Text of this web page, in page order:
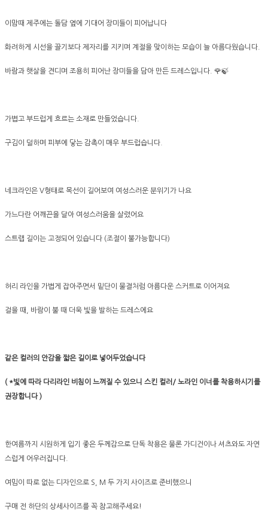
이맘때 제주에는 돌담 옆에 기대어 장미들이 피어납니다
화려하게 시선을 끌기보다 제자리를 지키며 계절을 맞이하는 모습이 늘 아름다웠습니다.
바람과 햇살을 견디며 조용히 피어난 장미들을 담아 만든 드레스입니다. 🌹🍃
가볍고 부드럽게 흐르는 소재로 만들었습니다.
구김이 덜하며 피부에 닿는 감촉이 매우 부드럽습니다.
네크라인은 V형태로 목선이 길어보여 여성스러운 분위기가 나요
가느다란 어깨끈을 달아 여성스러움을 살렸어요
스트랩 길이는 고정되어 있습니다 (조절이 불가능합니다)
허리 라인을 가볍게 잡아주면서 밑단이 물결처럼 아름다운 스커트로 이어져요
걸을 때, 바람이 불 때 더욱 빛을 발하는 드레스에요
같은 컬러의 안감을 짧은 길이로 넣어두었습니다
( *빛에 따라 다리라인 비침이 느껴질 수 있으니 스킨 컬러/ 노라인 이너를 착용하시기를
권장합니다 )
한여름까지 시원하게 입기 좋은 두께감으로 단독 착용은 물론 가디건이나 셔츠와도 자연
스럽게 어우러집니다.
여밈이 따로 없는 디자인으로 S, M 두 가지 사이즈로 준비했으니
구매 전 하단의 상세사이즈를 꼭 참고해주세요!